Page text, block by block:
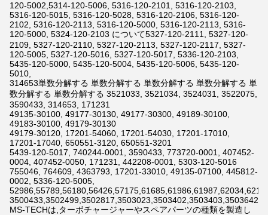
120-5002,5314-120-5006, 5316-120-2101, 5316-120-2103,
5316-120-5015, 5316-120-5028, 5316-120-2106, 5316-120-
2102, 5316-120-2113, 5316-120-5000, 5316-120-2113, 5316-
120-5000, 5324-120-2103 について5327-120-2111, 5327-120-
2109, 5327-120-2110, 5327-120-2113, 5327-120-2117, 5327-
120-5005, 5327-120-5016, 5327-120-5017, 5336-120-2103,
5435-120-5000, 5435-120-5004, 5435-120-5006, 5435-120-
5010,
314653単数分解する 単数分解する 単数分解する 単数分解する 単
数分解する 単数分解する 3521033, 3521034, 3524031, 3522075,
3590433, 314653, 171231
49135-30100, 49177-30130, 49177-30300, 49189-30100,
49183-30100, 49179-30130
49179-30120, 17201-54060, 17201-54030, 17201-17010,
17201-17040, 650551-3120, 650551-3201
5439-120-5017, 740244-0001, 3590433, 773720-0001, 407452-
0004, 407452-0050, 171231, 442208-0001, 5303-120-5016
755046, 764609, 4363793, 17201-33010, 49135-07100, 445812-
0002, 5336-120-5005,
MS-TECHは,ターボチャージャーやスペアパーツの種類を製造し